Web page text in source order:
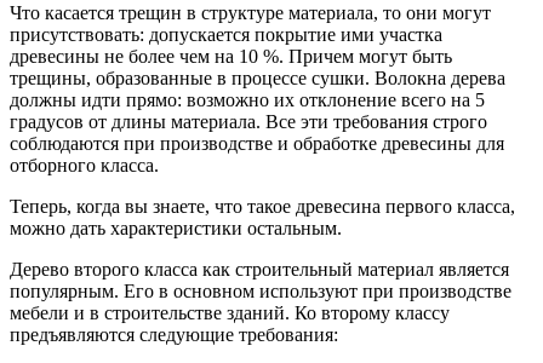
Что касается трещин в структуре материала, то они могут
присутствовать: допускается покрытие ими участка
древесины не более чем на 10 %. Причем могут быть
трещины, образованные в процессе сушки. Волокна дерева
должны идти прямо: возможно их отклонение всего на 5
градусов от длины материала. Все эти требования строго
соблюдаются при производстве и обработке древесины для
отборного класса.
Теперь, когда вы знаете, что такое древесина первого класса,
можно дать характеристики остальным.
Дерево второго класса как строительный материал является
популярным. Его в основном используют при производстве
мебели и в строительстве зданий. Ко второму классу
предъявляются следующие требования: